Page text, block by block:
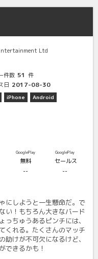
Ltd
件数 51 件
日 2017-08-30
iPhone Android
GooglePlay
無料
--
GooglePlay
セールス
--
にしようと一生懸命だ。で
い！もちろん大きなバード
っちゅうあるピンチには、
くれる。たくさんのマッチ
けが不可欠になるけど、
できるかも！